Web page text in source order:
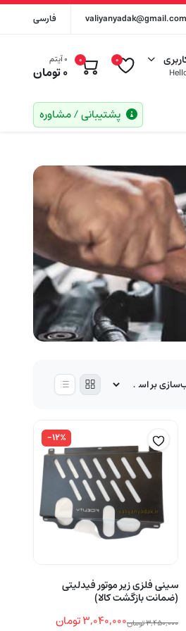
valiyanyadak@gmail.com فارسی
0
0 0 آیتم
0تومان
پشتیبانی / مشاوره
-۱۲%
سینی فلزی زیر موتور فیدلیتی
(ضمانت بازگشت کالا)
۳,۴۵۰,۰۰۰تومان۳,۰۴۰,۰۰۰تومان